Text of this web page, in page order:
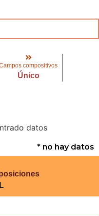
compositivos
Único
datos
* no hay datos